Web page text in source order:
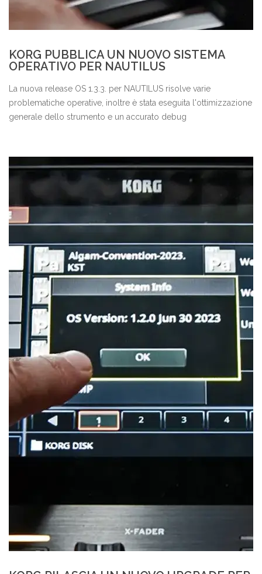
KORG PUBBLICA UN NUOVO SISTEMA
OPERATIVO PER NAUTILUS
La nuova release OS 1.3.3. per NAUTILUS risolve varie
problematiche operative, inoltre è stata eseguita l'ottimizzazione
generale dello strumento e un accurato debug